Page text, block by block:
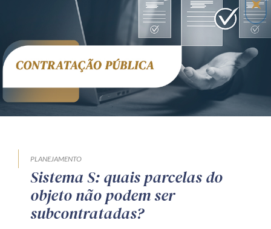
Receba por RSS
Av. Sete de Setembro, 4698
80240-000
Telefone (41) 2109-8666
PLANEJAMENTO
Sistema S: quais parcelas do
objeto não podem ser
subcontratadas?